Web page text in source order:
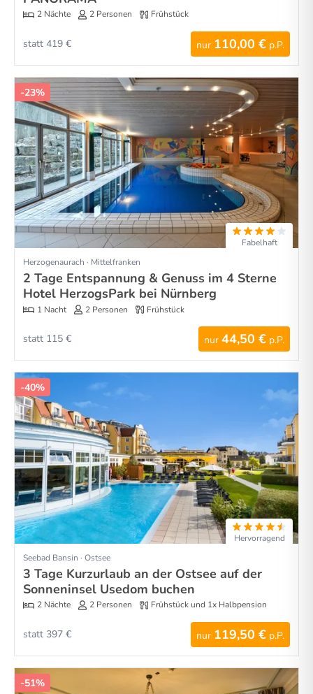
2 Nächte 2 Personen Frühstück
nur 110,00 € p.P.
statt 419 €
-23%
Fabelhaft
Herzogenaurach · Mittelfranken
2 Tage Entspannung & Genuss im 4 Sterne
Hotel HerzogsPark bei Nürnberg
1 Nacht 2 Personen Frühstück
nur 44,50 € p.P.
statt 115 €
-40%
Hervorragend
Seebad Bansin · Ostsee
3 Tage Kurzurlaub an der Ostsee auf der
Sonneninsel Usedom buchen
2 Nächte 2 Personen Frühstück und 1x Halbpension
nur 119,50 € p.P.
statt 397 €
-51%